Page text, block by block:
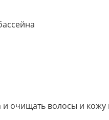
очищать волосы и